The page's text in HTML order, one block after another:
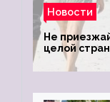
Новости
Не
целой
туристки